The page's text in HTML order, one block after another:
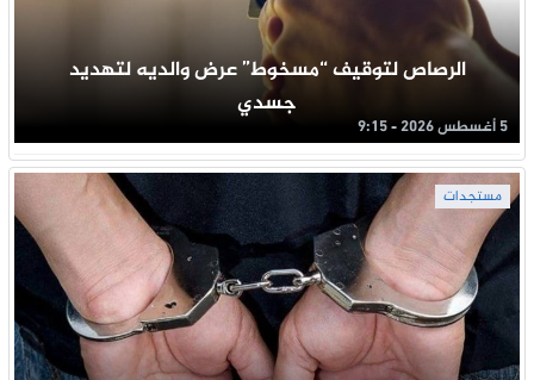
الرصاص لتوقيف “مسخوط” عرض والديه لتهديد
جسدي
5 أغسطس 2026 - 9:15
مستجدات